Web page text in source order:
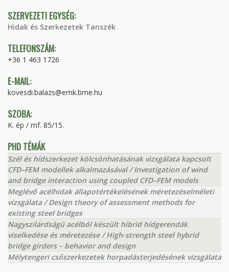
SZERVEZETI EGYSÉG:
Hidak és Szerkezetek Tanszék
TELEFONSZÁM:
+36 1 463 1726
E-MAIL:
kovesdi.balazs@emk.bme.hu
SZOBA:
K. ép / mf. 85/15.
PHD TÉMÁK
Szél és hídszerkezet kölcsönhatásának vizsgálata kapcsolt
CFD–FEM modellek alkalmazásával / Investigation of wind
and bridge interaction using coupled CFD–FEM models
Meglévő acélhidak állapotértékelésének méretezéselméleti
vizsgálata / Design theory of assessment methods for
existing steel bridges
Nagyszilárdságú acélból készült hibrid hídgerendák
viselkedése és méretezése / High-strength steel hybrid
bridge girders – behavior and design
Mélytengeri csőszerkezetek horpadásterjedésének vizsgálata